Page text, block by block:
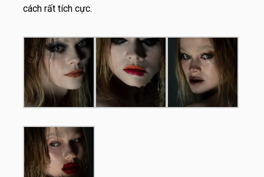
cách rất tích cực.